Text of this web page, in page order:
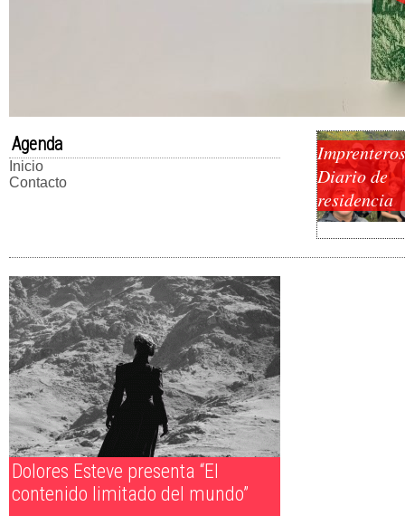
Agenda
Inicio
Contacto
Diario de
residencia
Dolores Esteve presenta “El
contenido limitado del mundo”